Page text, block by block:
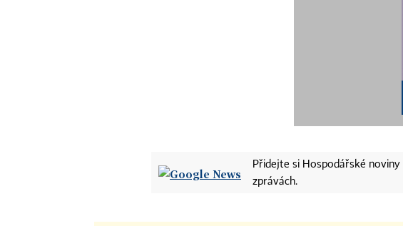
Přidejte si Hospodářské noviny
zprávách.